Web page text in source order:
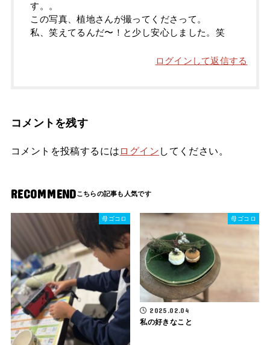
す。。
この写真、植地さんが撮ってくださって。
私、笑えてるんだ〜！と少し安心しました。笑
ログインして返信する
コメントを残す
コメントを投稿するには ログイン してください。
RECOMMEND
母ゴコロ 母ゴコロ
2025.02.04
私の好きなこと